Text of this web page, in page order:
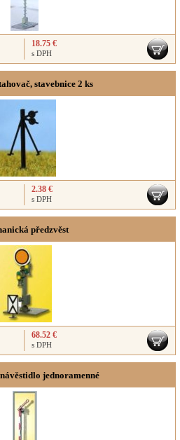
18.75 €
s DPH
stavebnice 2 ks
2.38 €
s DPH
předzvěst
68.52 €
s DPH
jednoramenné